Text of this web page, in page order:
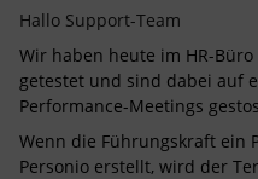
Hallo Support-Team
Wir haben heute im HR-
getestet und sind dabei auf
Performance-Meetings
Wenn die Führungskraft ein
Personio erstellt, wird der